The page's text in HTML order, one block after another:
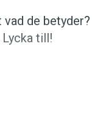
de betyder?
till!